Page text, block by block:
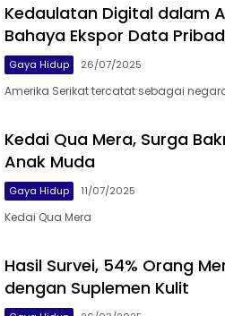
Muhammad SAW
Kedaulatan Digital dalam
Bahaya Ekspor Data
Gaya Hidup 26/07/2025
Amerika Serikat tercatat sebagai
Kedai Qua Mera, Surga
Anak Muda
Gaya Hidup 11/07/2025
Kedai Qua Mera
Hasil Survei, 54% Orang
dengan Suplemen Kulit